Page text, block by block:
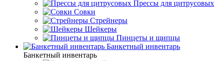
Прессы для цитрусовых
Совки
Стрейнеры
Шейкеры
Пинцеты и щипцы
Банкетный инвентарь
Банкетный инвентарь